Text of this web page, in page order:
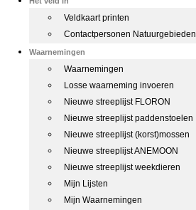
Veldkaart printen
Contactpersonen Natuurgebieden
Waarnemingen
Waarnemingen
Losse waarneming invoeren
Nieuwe streeplijst FLORON
Nieuwe streeplijst paddenstoelen
Nieuwe streeplijst (korst)mossen
Nieuwe streeplijst ANEMOON
Nieuwe streeplijst weekdieren
Mijn Lijsten
Mijn Waarnemingen